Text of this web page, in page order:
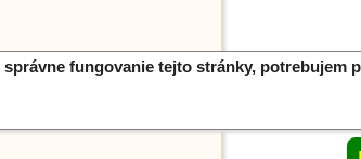
správne fungovanie tejto stránky, potrebujem